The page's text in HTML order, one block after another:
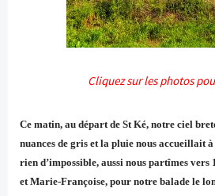
Cliquez sur les photos
Ce matin, au départ de St Ké, notre ciel
nuances de gris et la pluie nous accueillait
rien d’impossible, aussi nous partîmes vers
et Marie-Françoise, pour notre balade le